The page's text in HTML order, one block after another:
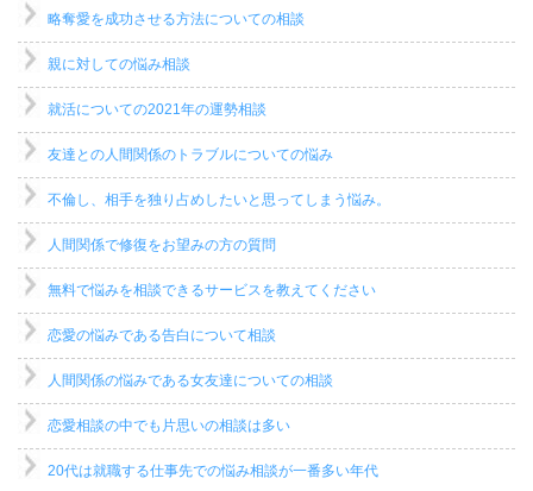
略奪愛を成功させる方法についての相談
親に対しての悩み相談
就活についての2021年の運勢相談
友達との人間関係のトラブルについての悩み
不倫し、相手を独り占めしたいと思ってしまう悩み。
人間関係で修復をお望みの方の質問
無料で悩みを相談できるサービスを教えてください
恋愛の悩みである告白について相談
人間関係の悩みである女友達についての相談
恋愛相談の中でも片思いの相談は多い
20代は就職する仕事先での悩み相談が一番多い年代